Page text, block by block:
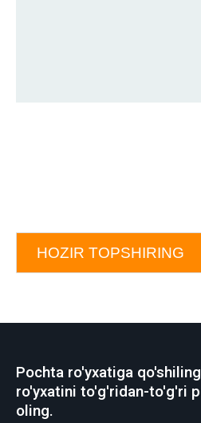
HOZIR TOPSHIRING
Pochta ro'yxatiga
ro'yxatini to'g'ridan-to'g'ri
oling.